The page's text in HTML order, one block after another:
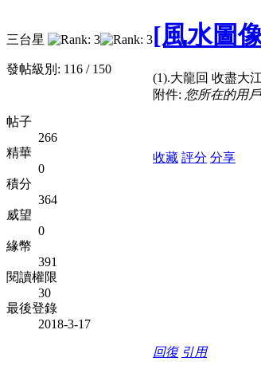
三台星
發帖級別: 116 / 150
帖子
266
精華
0
積分
364
威望
0
緣幣
391
閱讀權限
30
最後登錄
2018-3-17
[風水圖
(1).大龍回 收盡大
附件: 您所在的用
收藏 評分 分享
回復 引用